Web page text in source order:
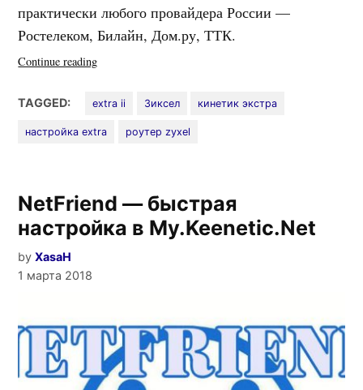
практически любого провайдера России —
Ростелеком, Билайн, Дом.ру, ТТК.
Continue reading«Настройка
Keenetic
II»
TAGGED: extra ii Зиксел кинетик экстра
настройка extra роутер zyxel
NetFriend — быстрая
настройка в My.Keenetic.Net
by XasaH
1 марта 2018